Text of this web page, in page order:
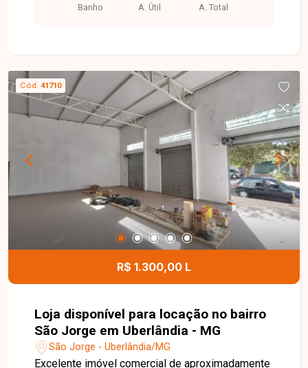
Banho A. Útil A. Total
Cód. 41710
R$ 1.300,00 L
Loja disponível para locação no bairro
São Jorge em Uberlândia - MG
São Jorge - Uberlândia/MG
Excelente imóvel comercial de aproximadamente